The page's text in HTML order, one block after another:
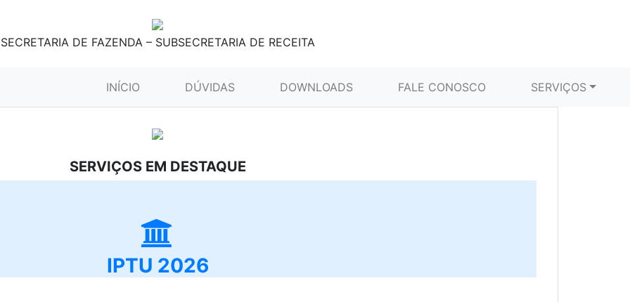
SECRETARIA DE FAZENDA – SUBSECRETARIA DE RECEITA
INÍCIO (CURRENT)DÚVIDAS DOWNLOADS FALE CONOSCO SERVIÇOS
SERVIÇOS EM DESTAQUE
IPTU 2026